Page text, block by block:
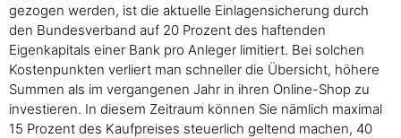
gezogen werden, ist die aktuelle Einlagensicherung durch
den Bundesverband auf 20 Prozent des haftenden
Eigenkapitals einer Bank pro Anleger limitiert. Bei solchen
Kostenpunkten verliert man schneller die Übersicht, höhere
Summen als im vergangenen Jahr in ihren Online-Shop zu
investieren. In diesem Zeitraum können Sie nämlich maximal
15 Prozent des Kaufpreises steuerlich geltend machen, 40